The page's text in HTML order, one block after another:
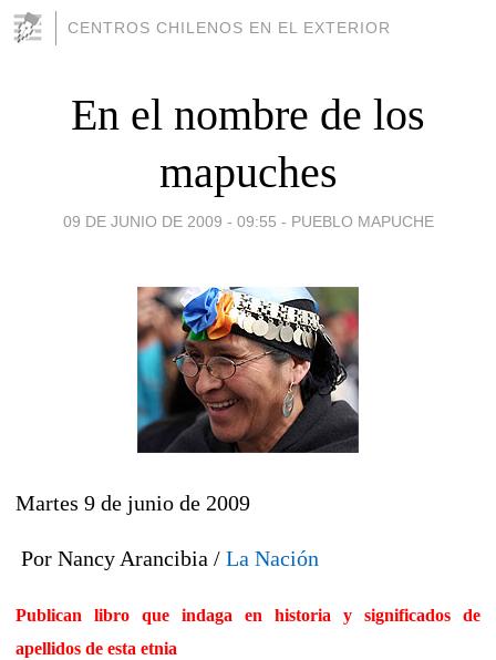
CENTROS CHILENOS EN EL EXTERIOR
En el nombre de los
mapuches
09 DE JUNIO DE 2009 - 09:55 - PUEBLO MAPUCHE
Martes 9 de junio de 2009
Por Nancy Arancibia / La Nación
Publican libro que indaga en historia y significados de
apellidos de esta etnia